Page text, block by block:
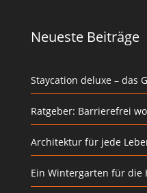
Neueste Beiträge
Staycation deluxe – das
Ratgeber: Barrierefrei
Architektur für jede
Ein Wintergarten für die